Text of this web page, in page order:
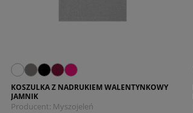
KOSZULKA Z NADRUKIEM WALENTYNKOWY
JAMNIK
Producent: Myszojeleń